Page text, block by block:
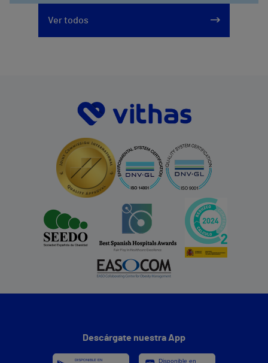
Ver todos
Descárgate nuestra App